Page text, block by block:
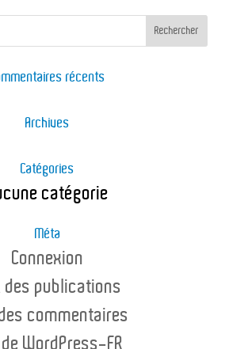
récents
Archives
Catégories
catégorie
Méta
Connexion
des publications
commentaires
WordPress-FR